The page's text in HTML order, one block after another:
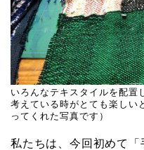
いろんなテキスタイルを配置
考えている時がとても楽しい
ってくれた写真です）
私たちは、今回初めて「